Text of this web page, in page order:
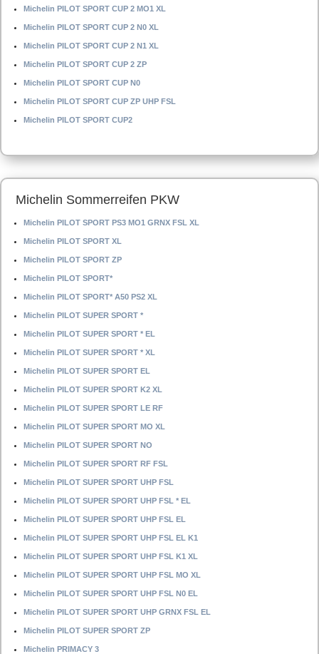
Michelin PILOT SPORT CUP 2 MO1 XL
Michelin PILOT SPORT CUP 2 N0 XL
Michelin PILOT SPORT CUP 2 N1 XL
Michelin PILOT SPORT CUP 2 ZP
Michelin PILOT SPORT CUP N0
Michelin PILOT SPORT CUP ZP UHP FSL
Michelin PILOT SPORT CUP2
Michelin Sommerreifen PKW
Michelin PILOT SPORT PS3 MO1 GRNX FSL XL
Michelin PILOT SPORT XL
Michelin PILOT SPORT ZP
Michelin PILOT SPORT*
Michelin PILOT SPORT* A50 PS2 XL
Michelin PILOT SUPER SPORT *
Michelin PILOT SUPER SPORT * EL
Michelin PILOT SUPER SPORT * XL
Michelin PILOT SUPER SPORT EL
Michelin PILOT SUPER SPORT K2 XL
Michelin PILOT SUPER SPORT LE RF
Michelin PILOT SUPER SPORT MO XL
Michelin PILOT SUPER SPORT NO
Michelin PILOT SUPER SPORT RF FSL
Michelin PILOT SUPER SPORT UHP FSL
Michelin PILOT SUPER SPORT UHP FSL * EL
Michelin PILOT SUPER SPORT UHP FSL EL
Michelin PILOT SUPER SPORT UHP FSL EL K1
Michelin PILOT SUPER SPORT UHP FSL K1 XL
Michelin PILOT SUPER SPORT UHP FSL MO XL
Michelin PILOT SUPER SPORT UHP FSL N0 EL
Michelin PILOT SUPER SPORT UHP GRNX FSL EL
Michelin PILOT SUPER SPORT ZP
Michelin PRIMACY 3